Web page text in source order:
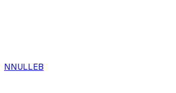
NNULLEB